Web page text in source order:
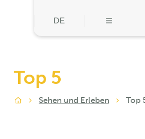
DE MENÜ
Top 5
Zuhause
Sehen und Erleben Top